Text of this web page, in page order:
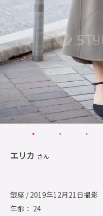
エリカ さん
銀座 / 2019年12月21日撮影
年齢： 24